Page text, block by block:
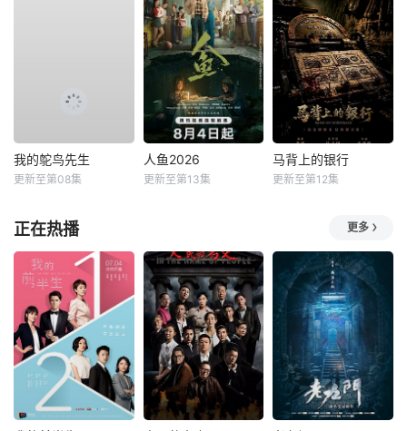
我的鸵鸟先生
更新至第08集
人鱼2026
更新至第13集
马背上的银行
更新至第12集
正在热播 更多